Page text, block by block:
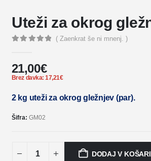
Uteži za okrog
( Zaenkrat še ni mnenj. )
21,00€
Brez davka:17,21€
2 kg uteži za okrog gležnjev (par).
Šifra: GM02
DODAJ V